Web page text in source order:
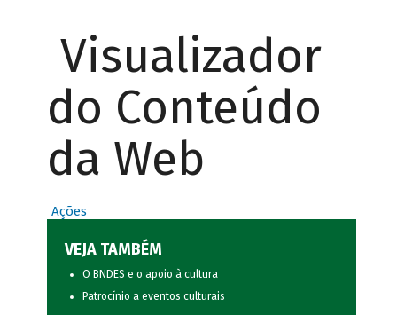
Visualizador
do Conteúdo
da Web
Ações
VEJA TAMBÉM
O BNDES e o apoio à cultura
Patrocínio a eventos culturais